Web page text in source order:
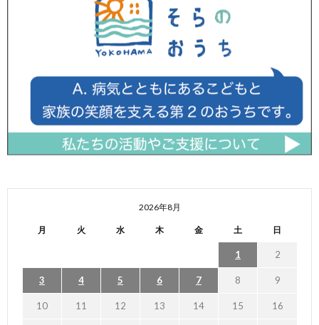
2026年8月
月 火 水 木 金 土 日
1 2
3 4 5 6 7 8 9
10 11 12 13 14 15 16